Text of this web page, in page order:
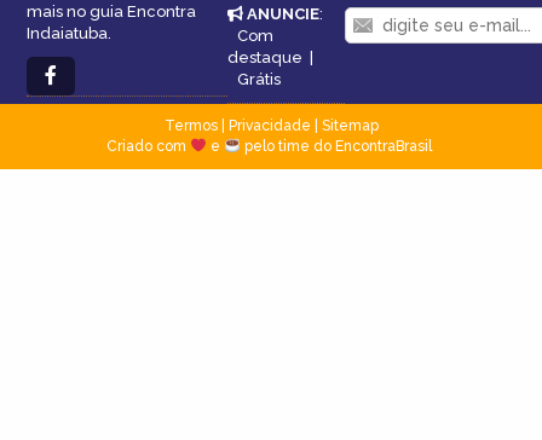
mais no guia Encontra
Indaiatuba.
ANUNCIE:
Com
destaque
Grátis
Termos| Privacidade
Sitemap
Criado com
e pelo time do EncontraBrasil